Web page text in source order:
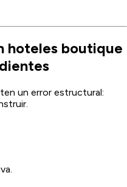
hoteles boutique
un error estructural: